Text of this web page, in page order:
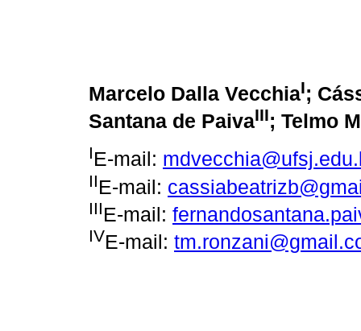
Marcelo Dalla VecchiaI;
Santana de PaivaIII; Telmo
IE-mail:
IIE-mail:
IIIE-mail:
IVE-mail: